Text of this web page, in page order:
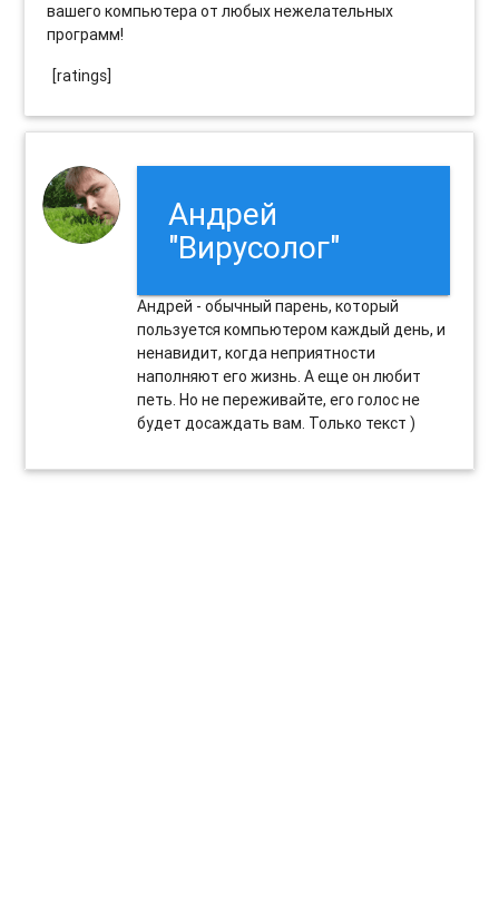
вашего компьютера от любых нежелательных
программ!
[ratings]
Андрей
"Вирусолог"
Андрей - обычный парень, который
пользуется компьютером каждый день, и
ненавидит, когда неприятности
наполняют его жизнь. А еще он любит
петь. Но не переживайте, его голос не
будет досаждать вам. Только текст )